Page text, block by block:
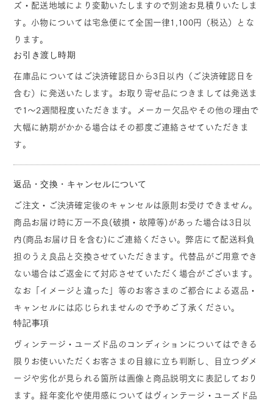
ズ・配送地域により変動いたしますので別途お見積りいたしま
す。小物については宅急便にて全国一律1,100円（税込）とな
ります。
お引き渡し時期
在庫品についてはご決済確認日から3日以内（ご決済確認日を
含む）に発送いたします。お取り寄せ品につきましては発送ま
で1～2週間程度いただきます。メーカー欠品やその他の理由で
大幅に納期がかかる場合はその都度ご連絡させていただきま
す。
返品・交換・キャンセルについて
ご注文・ご決済確定後のキャンセルは原則お受けできません。
商品お届け時に万一不良(破損・故障等)があった場合は3日以
内(商品お届け日を含む)にご連絡ください。弊店にて配送料負
担のうえ良品と交換させていただきます。代替品がご用意でき
ない場合はご返金にて対応させていただく場合がございます。
なお「イメージと違った」等のお客さまのご都合による返品・
キャンセルには応じられませんので予めご了承ください。
特記事項
ヴィンテージ・ユーズド品のコンディションについてはできる
限りお使いいただくお客さまの目線に立ち判断し、目立つダメ
ージや劣化が見られる箇所は画像と商品説明文に表記しており
ます。経年変化や使用感についてはヴィンテージ・ユーズド品